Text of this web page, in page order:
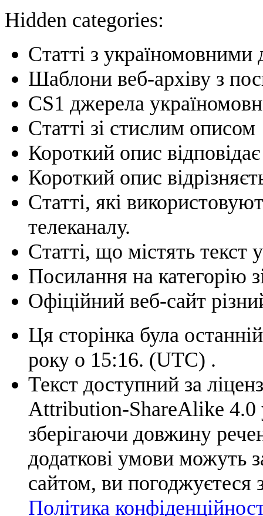
Hidden categories:
Статті з
Шаблони веб-архіву з
CS1 джерела
Статті зі стислим описом
Короткий опис
Короткий опис
Статті, які
телеканалу.
Статті, що містять
Посилання на категорію
Офіційний веб-сайт
Ця сторінка була
року о 15:16. (UTC) .
Текст доступний за
Attribution-ShareAlike 4.0
зберігаючи довжину
додаткові умови можуть
сайтом, ви
Політика